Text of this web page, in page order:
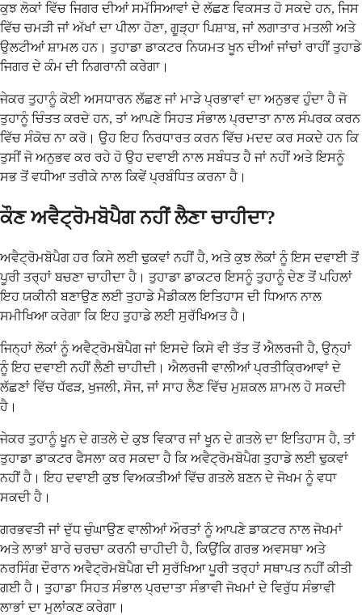
ਕੁਝ ਲੋਕਾਂ ਵਿੱਚ ਜਿਗਰ ਦੀਆਂ ਸਮੱਸਿਆਵਾਂ ਦੇ ਲੱਛਣ ਵਿਕਸਤ ਹੋ ਸਕਦੇ ਹਨ, ਜਿਸ
ਵਿੱਚ ਚਮੜੀ ਜਾਂ ਅੱਖਾਂ ਦਾ ਪੀਲਾ ਹੋਣਾ, ਗੂੜ੍ਹਾ ਪਿਸ਼ਾਬ, ਜਾਂ ਲਗਾਤਾਰ ਮਤਲੀ ਅਤੇ
ਉਲਟੀਆਂ ਸ਼ਾਮਲ ਹਨ। ਤੁਹਾਡਾ ਡਾਕਟਰ ਨਿਯਮਤ ਖੂਨ ਦੀਆਂ ਜਾਂਚਾਂ ਰਾਹੀਂ ਤੁਹਾਡੇ
ਜਿਗਰ ਦੇ ਕੰਮ ਦੀ ਨਿਗਰਾਨੀ ਕਰੇਗਾ।
ਜੇਕਰ ਤੁਹਾਨੂੰ ਕੋਈ ਅਸਧਾਰਨ ਲੱਛਣ ਜਾਂ ਮਾੜੇ ਪ੍ਰਭਾਵਾਂ ਦਾ ਅਨੁਭਵ ਹੁੰਦਾ ਹੈ ਜੋ
ਤੁਹਾਨੂੰ ਚਿੰਤਤ ਕਰਦੇ ਹਨ, ਤਾਂ ਆਪਣੇ ਸਿਹਤ ਸੰਭਾਲ ਪ੍ਰਦਾਤਾ ਨਾਲ ਸੰਪਰਕ ਕਰਨ
ਵਿੱਚ ਸੰਕੋਚ ਨਾ ਕਰੋ। ਉਹ ਇਹ ਨਿਰਧਾਰਤ ਕਰਨ ਵਿੱਚ ਮਦਦ ਕਰ ਸਕਦੇ ਹਨ ਕਿ
ਤੁਸੀਂ ਜੋ ਅਨੁਭਵ ਕਰ ਰਹੇ ਹੋ ਉਹ ਦਵਾਈ ਨਾਲ ਸਬੰਧਤ ਹੈ ਜਾਂ ਨਹੀਂ ਅਤੇ ਇਸਨੂੰ
ਸਭ ਤੋਂ ਵਧੀਆ ਤਰੀਕੇ ਨਾਲ ਕਿਵੇਂ ਪ੍ਰਬੰਧਿਤ ਕਰਨਾ ਹੈ।
ਕੌਣ ਅਵੈਟ੍ਰੋਮਬੋਪੈਗ ਨਹੀਂ ਲੈਣਾ ਚਾਹੀਦਾ?
ਅਵੈਟ੍ਰੋਮਬੋਪੈਗ ਹਰ ਕਿਸੇ ਲਈ ਢੁਕਵਾਂ ਨਹੀਂ ਹੈ, ਅਤੇ ਕੁਝ ਲੋਕਾਂ ਨੂੰ ਇਸ ਦਵਾਈ ਤੋਂ
ਪੂਰੀ ਤਰ੍ਹਾਂ ਬਚਣਾ ਚਾਹੀਦਾ ਹੈ। ਤੁਹਾਡਾ ਡਾਕਟਰ ਇਸਨੂੰ ਤੁਹਾਨੂੰ ਦੇਣ ਤੋਂ ਪਹਿਲਾਂ
ਇਹ ਯਕੀਨੀ ਬਣਾਉਣ ਲਈ ਤੁਹਾਡੇ ਮੈਡੀਕਲ ਇਤਿਹਾਸ ਦੀ ਧਿਆਨ ਨਾਲ
ਸਮੀਖਿਆ ਕਰੇਗਾ ਕਿ ਇਹ ਤੁਹਾਡੇ ਲਈ ਸੁਰੱਖਿਅਤ ਹੈ।
ਜਿਨ੍ਹਾਂ ਲੋਕਾਂ ਨੂੰ ਅਵੈਟ੍ਰੋਮਬੋਪੈਗ ਜਾਂ ਇਸਦੇ ਕਿਸੇ ਵੀ ਤੱਤ ਤੋਂ ਐਲਰਜੀ ਹੈ, ਉਨ੍ਹਾਂ
ਨੂੰ ਇਹ ਦਵਾਈ ਨਹੀਂ ਲੈਣੀ ਚਾਹੀਦੀ। ਐਲਰਜੀ ਵਾਲੀਆਂ ਪ੍ਰਤੀਕ੍ਰਿਆਵਾਂ ਦੇ
ਲੱਛਣਾਂ ਵਿੱਚ ਧੱਫੜ, ਖੁਜਲੀ, ਸੋਜ, ਜਾਂ ਸਾਹ ਲੈਣ ਵਿੱਚ ਮੁਸ਼ਕਲ ਸ਼ਾਮਲ ਹੋ ਸਕਦੀ
ਹੈ।
ਜੇਕਰ ਤੁਹਾਨੂੰ ਖੂਨ ਦੇ ਗਤਲੇ ਦੇ ਕੁਝ ਵਿਕਾਰ ਜਾਂ ਖੂਨ ਦੇ ਗਤਲੇ ਦਾ ਇਤਿਹਾਸ ਹੈ, ਤਾਂ
ਤੁਹਾਡਾ ਡਾਕਟਰ ਫੈਸਲਾ ਕਰ ਸਕਦਾ ਹੈ ਕਿ ਅਵੈਟ੍ਰੋਮਬੋਪੈਗ ਤੁਹਾਡੇ ਲਈ ਢੁਕਵਾਂ
ਨਹੀਂ ਹੈ। ਇਹ ਦਵਾਈ ਕੁਝ ਵਿਅਕਤੀਆਂ ਵਿੱਚ ਗਤਲੇ ਬਣਨ ਦੇ ਜੋਖਮ ਨੂੰ ਵਧਾ
ਸਕਦੀ ਹੈ।
ਗਰਭਵਤੀ ਜਾਂ ਦੁੱਧ ਚੁੰਘਾਉਣ ਵਾਲੀਆਂ ਔਰਤਾਂ ਨੂੰ ਆਪਣੇ ਡਾਕਟਰ ਨਾਲ ਜੋਖਮਾਂ
ਅਤੇ ਲਾਭਾਂ ਬਾਰੇ ਚਰਚਾ ਕਰਨੀ ਚਾਹੀਦੀ ਹੈ, ਕਿਉਂਕਿ ਗਰਭ ਅਵਸਥਾ ਅਤੇ
ਨਰਸਿੰਗ ਦੌਰਾਨ ਅਵੈਟ੍ਰੋਮਬੋਪੈਗ ਦੀ ਸੁਰੱਖਿਆ ਪੂਰੀ ਤਰ੍ਹਾਂ ਸਥਾਪਤ ਨਹੀਂ ਕੀਤੀ
ਗਈ ਹੈ। ਤੁਹਾਡਾ ਸਿਹਤ ਸੰਭਾਲ ਪ੍ਰਦਾਤਾ ਸੰਭਾਵੀ ਜੋਖਮਾਂ ਦੇ ਵਿਰੁੱਧ ਸੰਭਾਵੀ
ਲਾਭਾਂ ਦਾ ਮੁਲਾਂਕਣ ਕਰੇਗਾ।